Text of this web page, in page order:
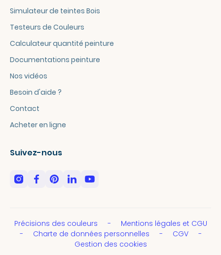
Simulateur de teintes Bois
Testeurs de Couleurs
Calculateur quantité peinture
Documentations peinture
Nos vidéos
Besoin d'aide ?
Contact
Acheter en ligne
Suivez-nous
Précisions des couleurs
Mentions légales et CGU
Charte de données personnelles
CGV
Gestion des cookies